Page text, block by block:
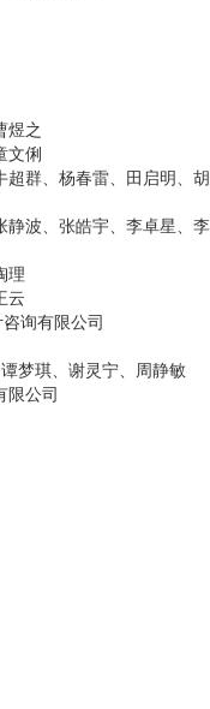
煜之
文俐
群、杨春雷、田启明、胡
静波、张皓宇、李卓星、李
理
云
询有限公司
梦琪、谢灵宁、周静敏
限公司